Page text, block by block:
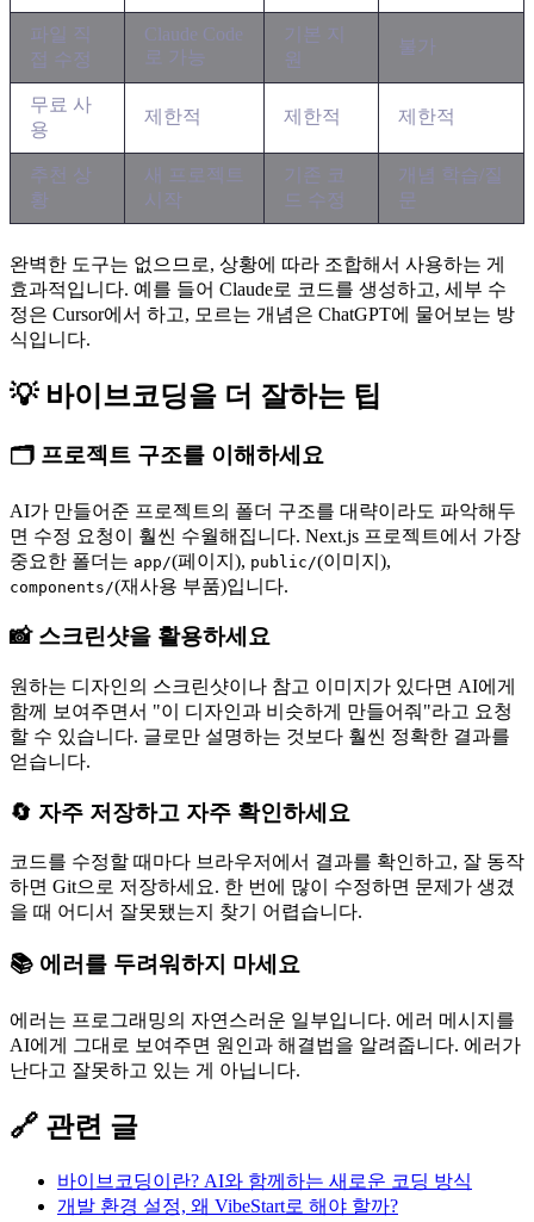
파일 직
접 수정
Claude Code
로 가능
기본 지
원
불가
무료 사
용
제한적 제한적 제한적
추천 상
황
새 프로젝트
시작
기존 코
드 수정
개념 학습/질
문
완벽한 도구는 없으므로, 상황에 따라 조합해서 사용하는 게
효과적입니다. 예를 들어 Claude로 코드를 생성하고, 세부 수
정은 Cursor에서 하고, 모르는 개념은 ChatGPT에 물어보는 방
식입니다.
💡 바이브코딩을 더 잘하는 팁
🗂️ 프로젝트 구조를 이해하세요
AI가 만들어준 프로젝트의 폴더 구조를 대략이라도 파악해두
면 수정 요청이 훨씬 수월해집니다. Next.js 프로젝트에서 가장
중요한 폴더는 app/(페이지), public/(이미지),
components/(재사용 부품)입니다.
📸 스크린샷을 활용하세요
원하는 디자인의 스크린샷이나 참고 이미지가 있다면 AI에게
함께 보여주면서 "이 디자인과 비슷하게 만들어줘"라고 요청
할 수 있습니다. 글로만 설명하는 것보다 훨씬 정확한 결과를
얻습니다.
🔄 자주 저장하고 자주 확인하세요
코드를 수정할 때마다 브라우저에서 결과를 확인하고, 잘 동작
하면 Git으로 저장하세요. 한 번에 많이 수정하면 문제가 생겼
을 때 어디서 잘못됐는지 찾기 어렵습니다.
📚 에러를 두려워하지 마세요
에러는 프로그래밍의 자연스러운 일부입니다. 에러 메시지를
AI에게 그대로 보여주면 원인과 해결법을 알려줍니다. 에러가
난다고 잘못하고 있는 게 아닙니다.
🔗 관련 글
바이브코딩이란? AI와 함께하는 새로운 코딩 방식
개발 환경 설정, 왜 VibeStart로 해야 할까?